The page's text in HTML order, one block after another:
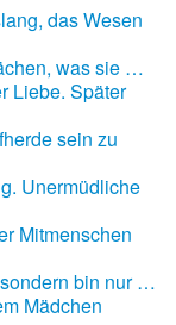
das Wesen
was sie …
Liebe. Später
sein zu
Unermüdliche
Mitmenschen
bin nur …
Mädchen